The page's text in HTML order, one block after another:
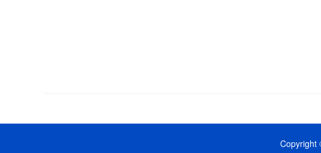
Copyright